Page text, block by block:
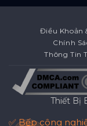
Điều Khoản
Chính
Thông Tin
Thiết Bị
✅ Bếp công